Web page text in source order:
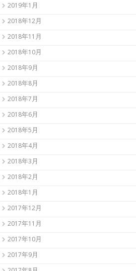
2019年1月
2018年12月
2018年11月
2018年10月
2018年9月
2018年8月
2018年7月
2018年6月
2018年5月
2018年4月
2018年3月
2018年2月
2018年1月
2017年12月
2017年11月
2017年10月
2017年9月